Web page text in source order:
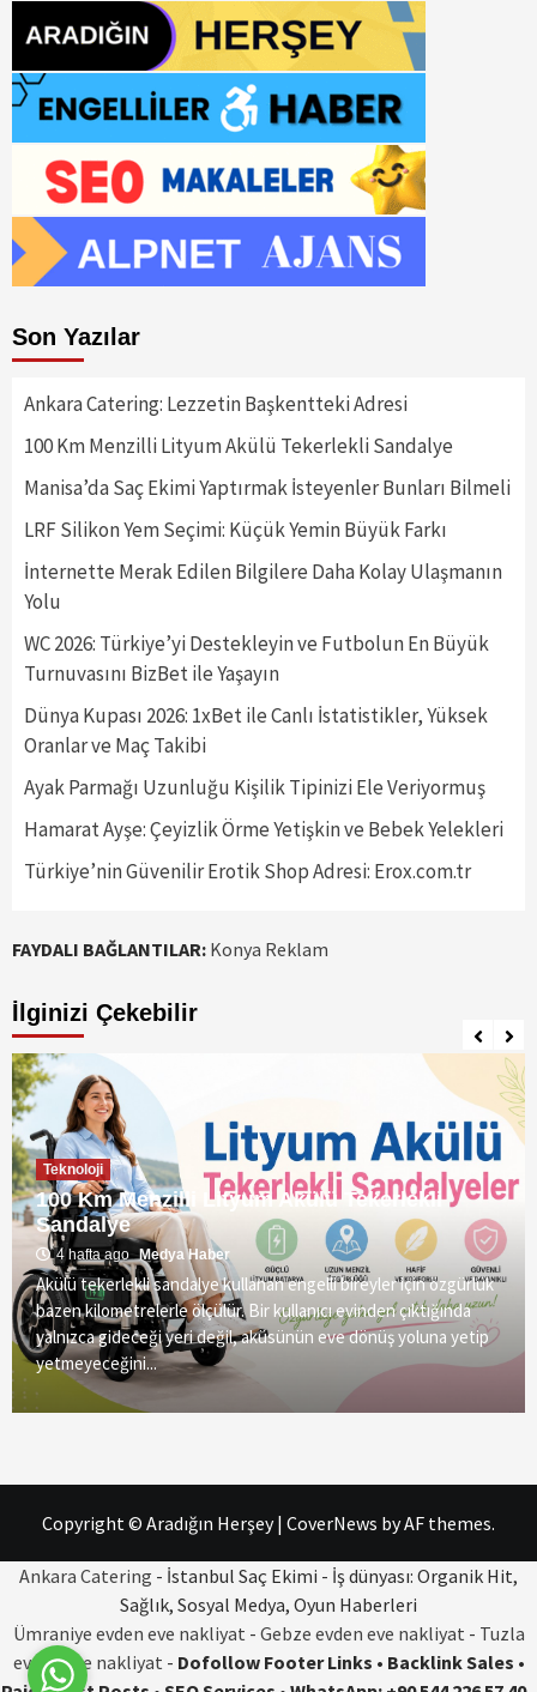
Son Yazılar
Ankara Catering: Lezzetin Başkentteki Adresi
100 Km Menzilli Lityum Akülü Tekerlekli Sandalye
Manisa’da Saç Ekimi Yaptırmak İsteyenler Bunları Bilmeli
LRF Silikon Yem Seçimi: Küçük Yemin Büyük Farkı
İnternette Merak Edilen Bilgilere Daha Kolay Ulaşmanın
Yolu
WC 2026: Türkiye’yi Destekleyin ve Futbolun En Büyük
Turnuvasını BizBet ile Yaşayın
Dünya Kupası 2026: 1xBet ile Canlı İstatistikler, Yüksek
Oranlar ve Maç Takibi
Ayak Parmağı Uzunluğu Kişilik Tipinizi Ele Veriyormuş
Hamarat Ayşe: Çeyizlik Örme Yetişkin ve Bebek Yelekleri
Türkiye’nin Güvenilir Erotik Shop Adresi: Erox.com.tr
FAYDALI BAĞLANTILAR: Konya Reklam
İlginizi Çekebilir
Teknoloji
100 Km Menzilli Lityum Akülü Tekerlekli
Sandalye
4 hafta ago Medya Haber
Akülü tekerlekli sandalye kullanan engelli bireyler için özgürlük
bazen kilometrelerle ölçülür. Bir kullanıcı evinden çıktığında
yalnızca gideceği yeri değil, aküsünün eve dönüş yoluna yetip
yetmeyeceğini...
Copyright © Aradığın Herşey| CoverNews by AF themes.
Ankara Catering - İstanbul Saç Ekimi - İş dünyası: Organik Hit,
Sağlık, Sosyal Medya, Oyun Haberleri
Ümraniye evden eve nakliyat - Gebze evden eve nakliyat - Tuzla
evden eve nakliyat - Dofollow Footer Links • Backlink Sales •